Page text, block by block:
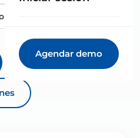
Agendar demo
de horas